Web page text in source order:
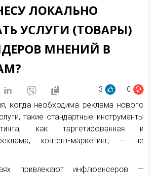
ЛОКАЛЬНО
УСЛУГИ (ТОВАРЫ)
МНЕНИЙ В
3 0
когда необходима реклама нового
такие стандартные инструменты
как таргетированная и
контент-маркетинг, — не
привлекают инфлюенсеров —